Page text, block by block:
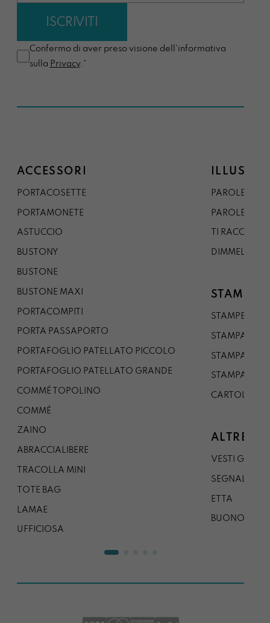
Confermo di aver preso visione dell'informativa
sulla Privacy.*
ACCESSORI
PORTACOSETTE
PORTAMONETE
ASTUCCIO
BUSTONY
BUSTONE
BUSTONE MAXI
PORTACOMPITI
PORTA PASSAPORTO
PORTAFOGLIO PATELLATO PICCOLO
PORTAFOGLIO PATELLATO GRANDE
COMMÉ TOPOLINO
COMMÉ
ZAINO
ABRACCIALIBERE
TRACOLLA MINI
TOTE BAG
LAMAE
UFFICIOSA
PAROLE DAL
PAROLE DA
TI
DIMMELO
STAMPE
STAMPE A5
STAMPA A3
STAMPA A1
STAMPA A0
CARTOLINA
ALTRE
VESTI
SEGNALIBRO
ETTA
BUONO